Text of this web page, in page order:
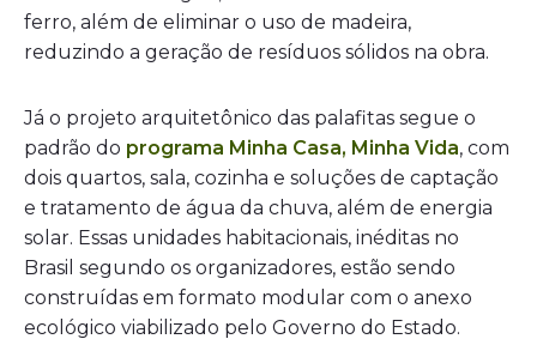
ferro, além de eliminar o uso de madeira,
reduzindo a geração de resíduos sólidos na obra.
Já o projeto arquitetônico das palafitas segue o
padrão do programa Minha Casa, Minha Vida, com
dois quartos, sala, cozinha e soluções de captação
e tratamento de água da chuva, além de energia
solar. Essas unidades habitacionais, inéditas no
Brasil segundo os organizadores, estão sendo
construídas em formato modular com o anexo
ecológico viabilizado pelo Governo do Estado.